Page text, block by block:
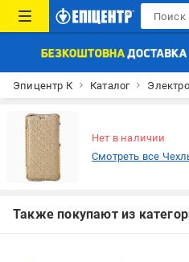
Эпицентр К Каталог
Нет в наличии
Смотреть все
Также покупают из